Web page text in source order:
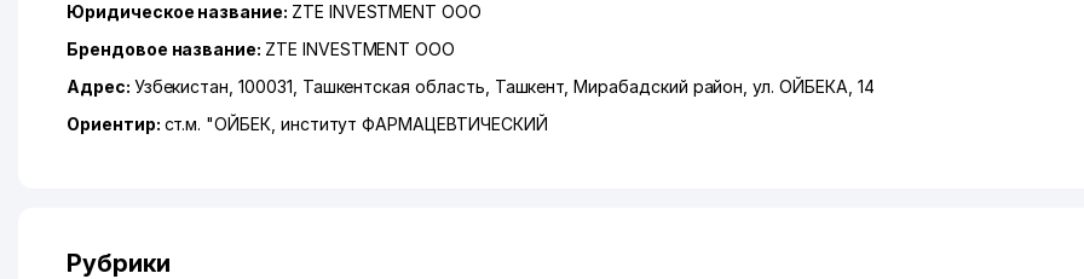
Юридическое название: ZTE INVESTMENT ООО
Брендовое название: ZTE INVESTMENT ООО
Адрес: Узбекистан, 100031, Ташкентская область Ташкент ,Мирабадский район ,ул. ОЙБЕКА , 14
Ориентир: ст.м. "ОЙБЕК, институт ФАРМАЦЕВТИЧЕСКИЙ
Рубрики